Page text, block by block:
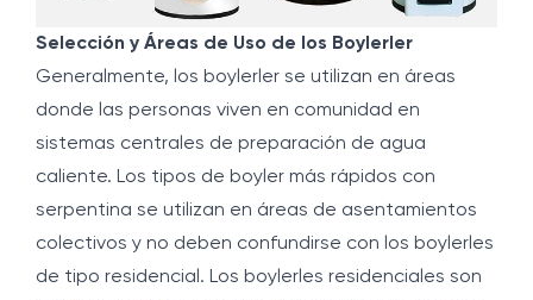
Selección y Áreas de Uso de los Boylerler
Generalmente, los boylerler se utilizan en áreas
donde las personas viven en comunidad en
sistemas centrales de preparación de agua
caliente. Los tipos de boyler más rápidos con
serpentina se utilizan en áreas de asentamientos
colectivos y no deben confundirse con los boylerles
de tipo residencial. Los boylerles residenciales son